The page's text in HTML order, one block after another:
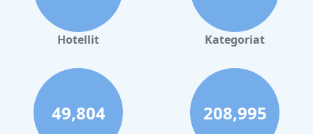
Hotellit Kategoriat
49,804 208,995